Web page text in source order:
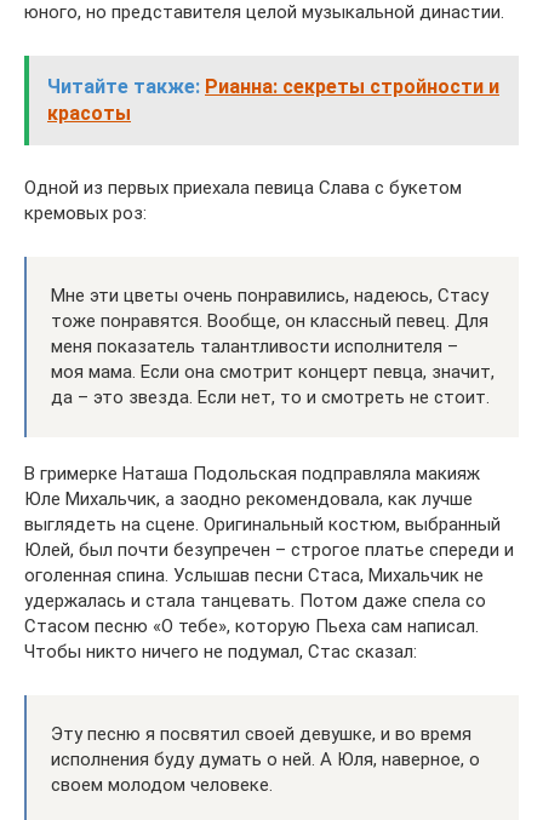
юного, но представителя целой музыкальной династии.
Читайте также: Рианна: секреты стройности и
красоты
Одной из первых приехала певица Слава с букетом
кремовых роз:
Мне эти цветы очень понравились, надеюсь, Стасу
тоже понравятся. Вообще, он классный певец. Для
меня показатель талантливости исполнителя –
моя мама. Если она смотрит концерт певца, значит,
да – это звезда. Если нет, то и смотреть не стоит.
В гримерке Наташа Подольская подправляла макияж
Юле Михальчик, а заодно рекомендовала, как лучше
выглядеть на сцене. Оригинальный костюм, выбранный
Юлей, был почти безупречен – строгое платье спереди и
оголенная спина. Услышав песни Стаса, Михальчик не
удержалась и стала танцевать. Потом даже спела со
Стасом песню «О тебе», которую Пьеха сам написал.
Чтобы никто ничего не подумал, Стас сказал:
Эту песню я посвятил своей девушке, и во время
исполнения буду думать о ней. А Юля, наверное, о
своем молодом человеке.